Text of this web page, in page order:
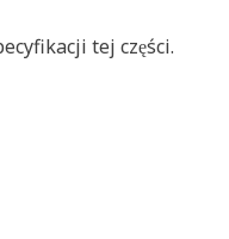
tej części.